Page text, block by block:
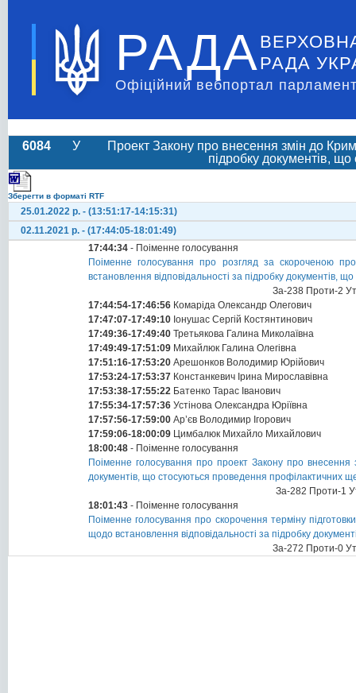
РАДА РАДА
Офіційний вебпортал
6084 У
Проект Закону про внесення змін до
підробку документів,
Зберегти в форматі RTF
25.01.2022 р. - (13:51:17-14:15:31)
02.11.2021 р. - (17:44:05-18:01:49)
17:44:34 - Поіменне голосування
Поіменне голосування про розгляд за скороченою
встановлення відповідальності за підробку
За-238 Проти-2
17:44:54-17:46:56 Комаріда Олександр Олегович
17:47:07-17:49:10 Іонушас Сергій Костянтинович
17:49:36-17:49:40 Третьякова Галина Миколаївна
17:49:49-17:51:09 Михайлюк Галина Олегівна
17:51:16-17:53:20 Арешонков Володимир Юрійович
17:53:24-17:53:37 Констанкевич Ірина Мирославівна
17:53:38-17:55:22 Батенко Тарас Іванович
17:55:34-17:57:36 Устінова Олександра Юріївна
17:57:56-17:59:00 Ар’єв Володимир Ігорович
17:59:06-18:00:09 Цимбалюк Михайло Михайлович
18:00:48 - Поіменне голосування
Поіменне голосування про проект Закону про внесення
документів, що стосуються проведення профілактичних
За-282 Проти-1
18:01:43 - Поіменне голосування
Поіменне голосування про скорочення терміну
щодо встановлення відповідальності за підробку
За-272 Проти-0